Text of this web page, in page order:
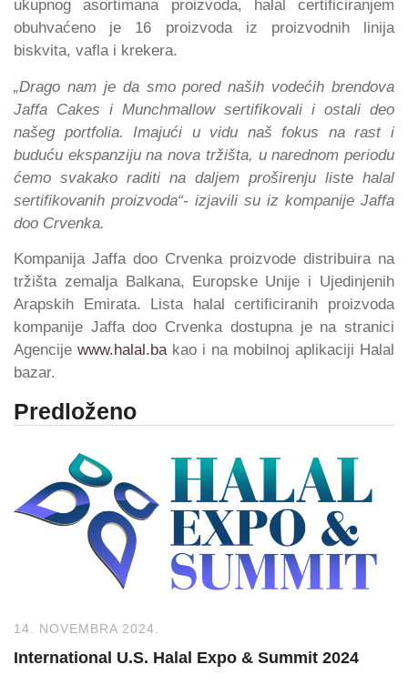
ukupnog asortimana proizvoda, halal certificiranjem
obuhvaćeno je 16 proizvoda iz proizvodnih linija
biskvita, vafla i krekera.
„Drago nam je da smo pored naših vodećih brendova
Jaffa Cakes i Munchmallow sertifikovali i ostali deo
našeg portfolia. Imajući u vidu naš fokus na rast i
buduću ekspanziju na nova tržišta, u narednom periodu
ćemo svakako raditi na daljem proširenju liste halal
sertifikovanih proizvoda“- izjavili su iz kompanije Jaffa
doo Crvenka.
Kompanija Jaffa doo Crvenka proizvode distribuira na
tržišta zemalja Balkana, Europske Unije i Ujedinjenih
Arapskih Emirata. Lista halal certificiranih proizvoda
kompanije Jaffa doo Crvenka dostupna je na stranici
Agencije www.halal.bakao i na mobilnoj aplikaciji Halal
bazar.
Predloženo
14. NOVEMBRA 2024.
International U.S. Halal Expo & Summit 2024